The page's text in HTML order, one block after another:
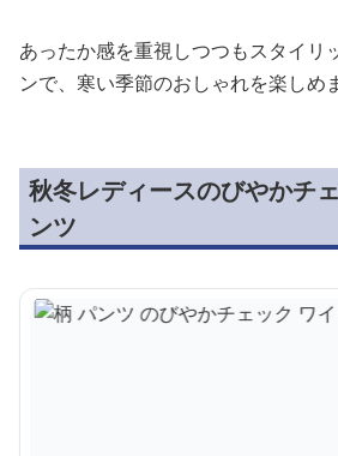
あったか感を重視しつつもスタイリ
ンで、寒い季節のおしゃれを楽しめ
秋冬レディースのびやかチ
ンツ